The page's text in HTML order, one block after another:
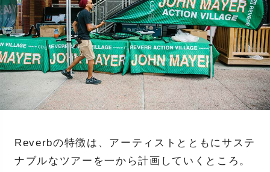
Reverbの特徴は、アーティストとともにサステ
ナブルなツアーを一から計画していくところ。